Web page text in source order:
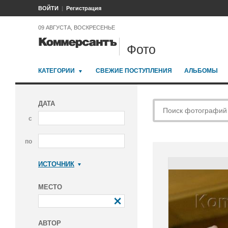
ВОЙТИ Регистрация
09 АВГУСТА, ВОСКРЕСЕНЬЕ
Фото
КАТЕГОРИИ СВЕЖИЕ ПОСТУПЛЕНИЯ АЛЬБОМЫ
ДАТА
с
по
ИСТОЧНИК
МЕСТО
АВТОР